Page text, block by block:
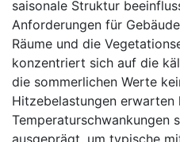
saisonale Struktur
Anforderungen für
Räume und die
konzentriert sich auf die
die sommerlichen Werte
Hitzebelastungen erwarten
Temperaturschwankungen
ausgeprägt, um typische